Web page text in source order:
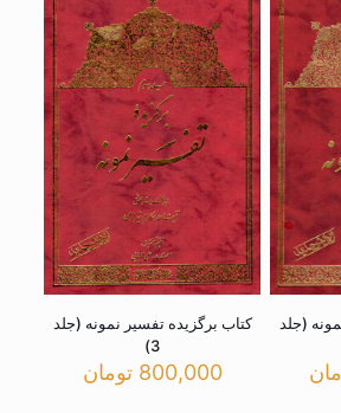
(جلد
کتاب برگزیده تفسیر نمونه (جلد
3)
800,000 تومان